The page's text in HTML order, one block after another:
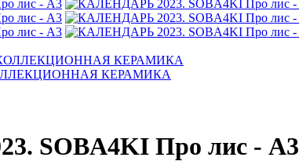
КОЛЛЕКЦИОННАЯ КЕРАМИКА
SOBA4KI Про лис - А3